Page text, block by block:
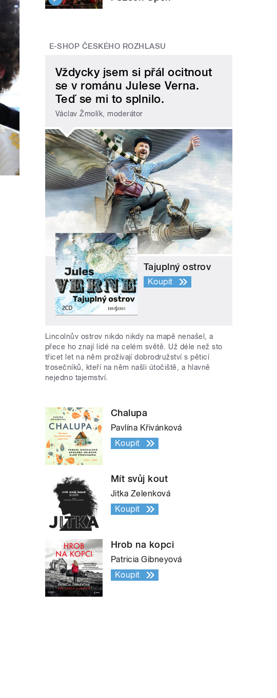
E-SHOP ČESKÉHO ROZHLASU
Vždycky jsem si přál ocitnout
se v románu Julese Verna.
Teď se mi to splnilo.
Václav Žmolík, moderátor
Tajuplný ostrov
Koupit
Lincolnův ostrov nikdo nikdy na mapě nenašel, a
přece ho znají lidé na celém světě. Už déle než sto
třicet let na něm prožívají dobrodružství s pěticí
trosečníků, kteří na něm našli útočiště, a hlavně
nejedno tajemství.
Chalupa
Pavlína Křivánková
Koupit
Mít svůj kout
Jitka Zelenková
Koupit
Hrob na kopci
Patricia Gibneyová
Koupit